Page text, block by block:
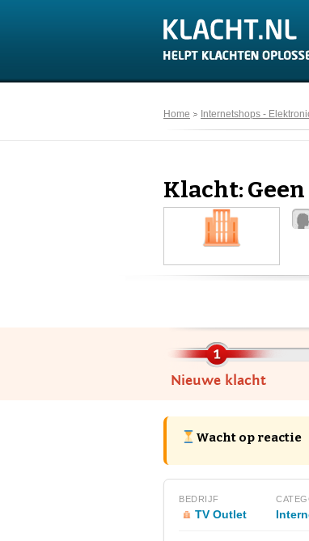
Home Internetshops -
Klacht:
Nieuwe klacht
Wacht op reactie
BEDRIJF
TV Outlet